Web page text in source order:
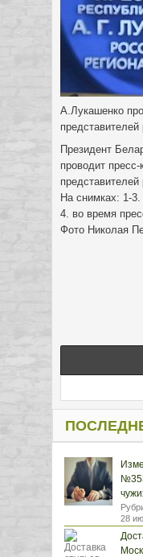
А.Лукашенко
Президент
проводит
На снимках: 1-
4. во время
Фото Николая
28